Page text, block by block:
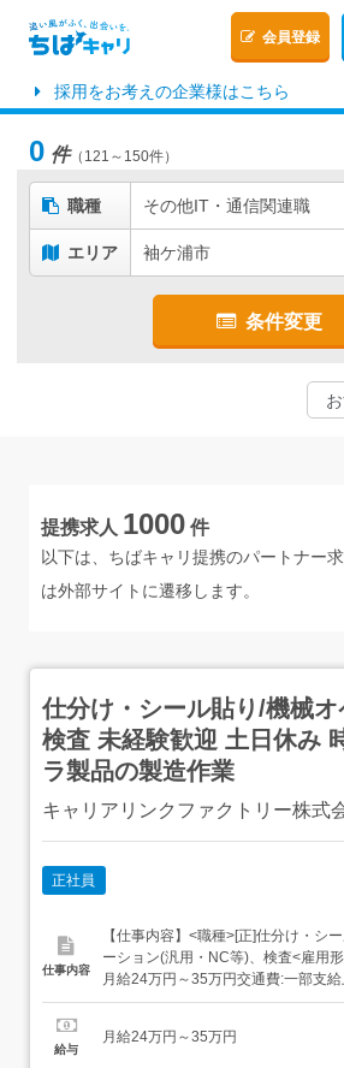
会員登録
採用をお考えの企業様はこちら
0 件（121～150件）
職種 その他IT・通信関連職
エリア 袖ケ浦市
条件変更
提携求人 1000 件
以下は、ちばキャリ提携のパートナー
は外部サイトに遷移します。
仕分け・シール貼り/機械
検査 未経験歓迎 土日休み
ラ製品の製造作業
キャリアリンクファクトリー株式
正社員
仕事内容
【仕事内容】<職種>[正]仕分け・シ
ーション(汎用・NC等)、検査<雇用
月給24万円～35万円交通費:一部支給
り車・バイク・自転車通勤OK無料
変更なし)<年収例> 初年度:年収350
給与
月給24万円～35万円